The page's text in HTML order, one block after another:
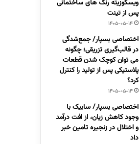
ویسکوزیته رنگ های ساختمانی
پس از تینت
1405-05-14
اختصاصی بسپار/ جمع‌شدگی
در قالب‌گیری تزریقی؛ چگونه
می توان کوچک شدن قطعات
پلاستیکی پس از تولید را کنترل
کرد؟
1405-05-14
اختصاصی بسپار/ سابیک با
وجود کاهش زیان، از افت درآمد
و اختلال در زنجیره تامین خبر
داد